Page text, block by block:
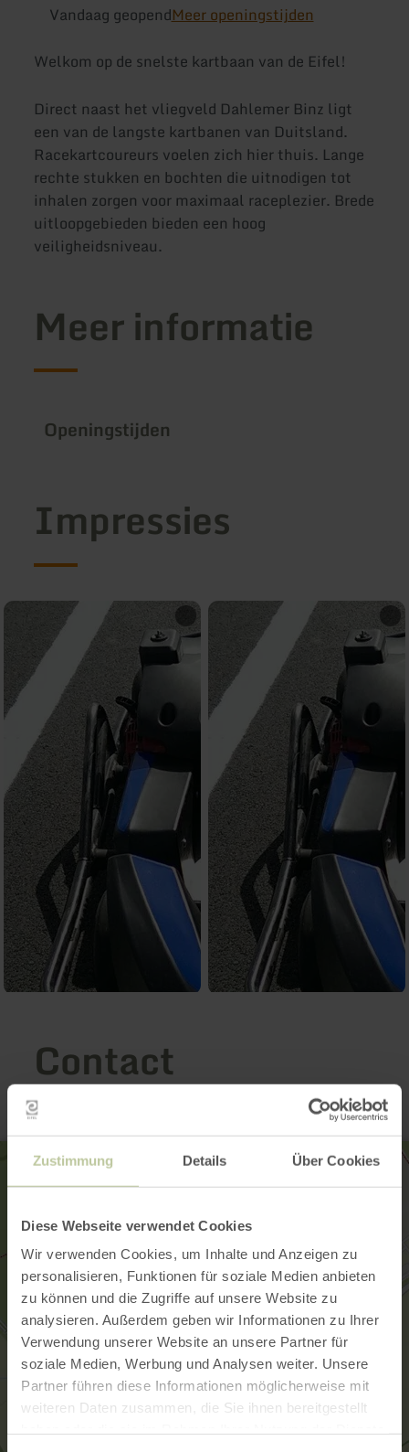
Zustimmung Details Über Cookies
Diese Webseite verwendet Cookies
Wir verwenden Cookies, um Inhalte und Anzeigen zu
personalisieren, Funktionen für soziale Medien anbieten
zu können und die Zugriffe auf unsere Website zu
analysieren. Außerdem geben wir Informationen zu Ihrer
Verwendung unserer Website an unsere Partner für
soziale Medien, Werbung und Analysen weiter. Unsere
Partner führen diese Informationen möglicherweise mit
weiteren Daten zusammen, die Sie ihnen bereitgestellt
Vandaag geopendMeer openingstijden
Welkom op de snelste kartbaan van de Eifel!
Direct naast het vliegveld Dahlemer Binz ligt
een van de langste kartbanen van Duitsland.
Racekartcoureurs voelen zich hier thuis. Lange
rechte stukken en bochten die uitnodigen tot
inhalen zorgen voor maximaal raceplezier. Brede
uitloopgebieden bieden een hoog
veiligheidsniveau.
Meer informatie
Openingstijden
Impressies
Contact